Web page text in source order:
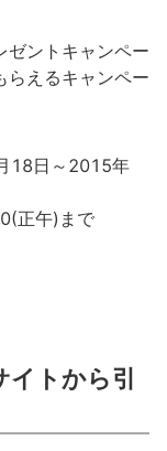
ゼントキャンペー
らえるキャンペー
18日～2015年
正午)まで
トから引